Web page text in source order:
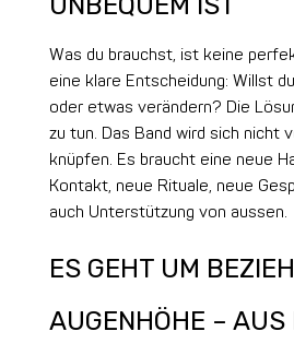
Was du brauchst, ist keine
eine klare Entscheidung: Willst
oder etwas verändern? Die
zu tun. Das Band wird sich nicht
knüpfen. Es braucht eine neue
Kontakt, neue Rituale, neue
auch Unterstützung von aussen.
ES GEHT UM
AUGENHÖHE –